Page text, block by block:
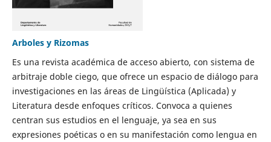
Arboles y Rizomas
Es una revista académica de acceso abierto, con sistema de
arbitraje doble ciego, que ofrece un espacio de diálogo para
investigaciones en las áreas de Lingüística (Aplicada) y
Literatura desde enfoques críticos. Convoca a quienes
centran sus estudios en el lenguaje, ya sea en sus
expresiones poéticas o en su manifestación como lengua en